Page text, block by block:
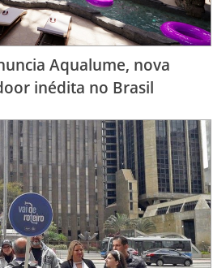
Aqualume, nova
inédita no Brasil